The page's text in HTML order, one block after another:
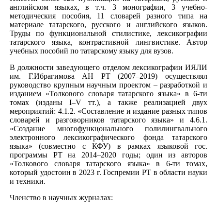
английском языках, в т.ч. 3 монографии, 3 учебно-
методическия пособия, 11 словарей разного типа на
материале татарского, русского и английского языков.
Труды по функциональной стилистике, лексикографии
татарского языка, контрастивной лингвистике. Автор
учебных пособий по татарскому языку для вузов.
В должности заведующего отделом лексикографии ИЯЛИ
им. Г.Ибрагимова АН РТ (2007–2019) осуществлял
руководство крупным научным проектом – разработкой и
изданием «Толкового словаря татарского языка» в 6-ти
томах (изданы I–V тт.), а также реализацией двух
мероприятий: 4.1.2. «Составление и издание разных типов
словарей и разговорников татарского языка» и 4.6.1.
«Создание многофункцонального полилингвального
электронного лексикографического фонда татарского
языка» (совместно с КФУ) в рамках языковой гос.
программы РТ на 2014–2020 годы; один из авторов
«Толкового словаря татарского языка» в 6-ти томах,
который удостоин в 2023 г. Госпремии РТ в области науки
и техники.
Членство в научных журналах: